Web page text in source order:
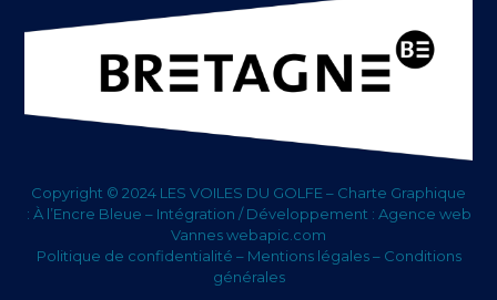
Copyright © 2024 LES VOILES DU GOLFE – Charte Graphique
: À l’Encre Bleue – Intégration / Développement : Agence web
Vannes webapic.com
Politique de confidentialité – Mentions légales– Conditions
générales